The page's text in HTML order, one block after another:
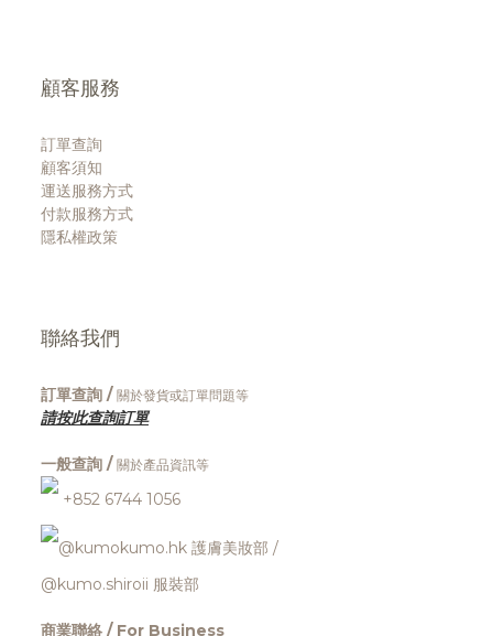
顧客服務
訂單查詢
顧客須知
運送服務方式
付款服務方式
隱私權政策
聯絡我們
訂單查詢 / 關於發貨或訂單問題等
請按此查詢訂單
一般查詢 / 關於產品資訊等
+852 6744 1056
@kumokumo.hk 護膚美妝部 /
@kumo.shiroii 服裝部
商業聯絡 / For Business